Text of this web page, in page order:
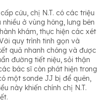
cứu, chị N.T. có các triệu
ở vùng hông, lưng bên
khám, thực hiện các xét
quy trình tinh gọn và
quả nhanh chóng và được
đường tiết niệu, sỏi thận
bác sĩ còn phát hiện trong
một sonde JJ bị để quên,
này khiến chính chị N.T.